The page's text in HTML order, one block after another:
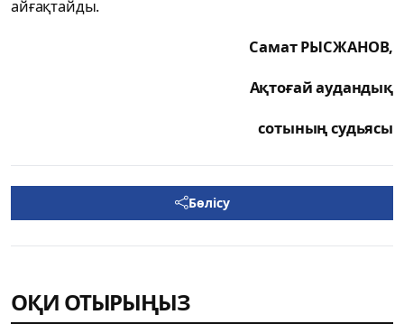
айғақтайды.
Самат РЫСЖАНОВ,
Ақтоғай аудандық
сотының судьясы
Бөлісу
ОҚИ ОТЫРЫҢЫЗ